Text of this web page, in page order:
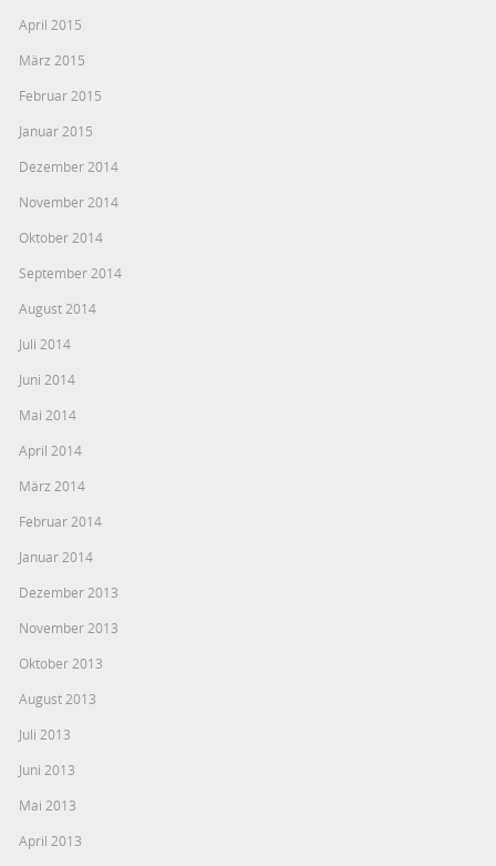
April 2015
März 2015
Februar 2015
Januar 2015
Dezember 2014
November 2014
Oktober 2014
September 2014
August 2014
Juli 2014
Juni 2014
Mai 2014
April 2014
März 2014
Februar 2014
Januar 2014
Dezember 2013
November 2013
Oktober 2013
August 2013
Juli 2013
Juni 2013
Mai 2013
April 2013